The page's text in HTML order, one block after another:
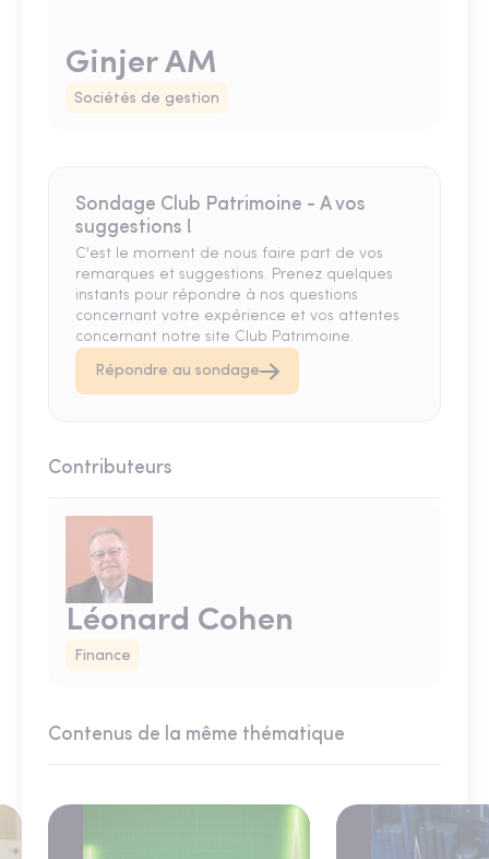
Ginjer AM
Sociétés de gestion
Sondage Club Patrimoine - A vos
suggestions !
C'est le moment de nous faire part de vos
remarques et suggestions. Prenez quelques
instants pour répondre à nos questions
concernant votre expérience et vos attentes
concernant notre site Club Patrimoine.
Répondre au sondage
Contributeurs
Léonard Cohen
Finance
Contenus de la même thématique